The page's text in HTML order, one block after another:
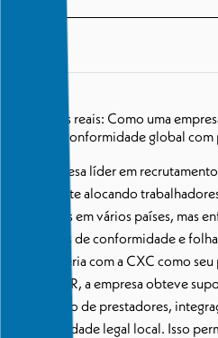
Resultados reais: Como uma
escalou a conformidade global
Uma empresa líder em
globalmente alocando
autônomos em vários países, mas
complexos de conformidade e
fazer parceria com a CXC como
AOR e EOR, a empresa obteve
classificação de prestadores,
e conformidade legal local. Isso